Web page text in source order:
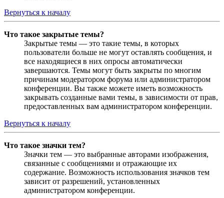
Вернуться к началу
Что такое закрытые темы?
Закрытые темы — это такие темы, в которых
пользователи больше не могут оставлять сообщения, и
все находящиеся в них опросы автоматически
завершаются. Темы могут быть закрыты по многим
причинам модератором форума или администратором
конференции. Вы также можете иметь возможность
закрывать созданные вами темы, в зависимости от прав,
предоставленных вам администратором конференции.
Вернуться к началу
Что такое значки тем?
Значки тем — это выбранные авторами изображения,
связанные с сообщениями и отражающие их
содержание. Возможность использования значков тем
зависит от разрешений, установленных
администратором конференции.